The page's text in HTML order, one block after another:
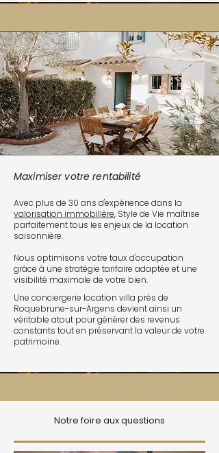
Maximiser votre rentabilité
Avec plus de 30 ans d'expérience dans la
valorisation immobilière, Style de Vie maîtrise
parfaitement tous les enjeux de la location
saisonnière.
Nous optimisons votre taux d'occupation
grâce à une stratégie tarifaire adaptée et une
visibilité maximale de votre bien.
Une conciergerie location villa près de
Roquebrune-sur-Argens devient ainsi un
véritable atout pour générer des revenus
constants tout en préservant la valeur de votre
patrimoine.
Notre foire aux questions